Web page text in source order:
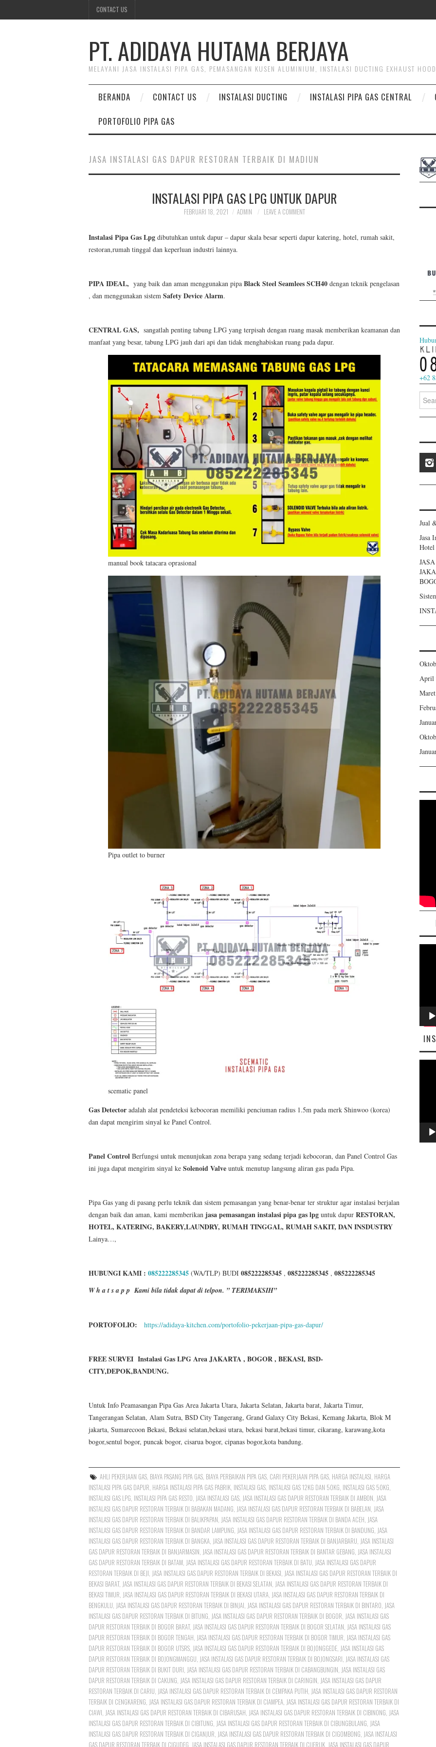
CONTACT US
PT. ADIDAYA HUTAMA BERJAYA
MELAYANI JASA INSTALASI PIPA GAS, PEMASANGAN KUSEN ALUMINIUM, INSTALASI DUCTING EXHAUST HOOD
BERANDA CONTACT US INSTALASI DUCTING INSTALASI PIPA GAS CENTRAL
PORTOFOLIO PIPA GAS
JASA INSTALASI GAS DAPUR RESTORAN TERBAIK DI MADIUN
INSTALASI PIPA GAS LPG UNTUK DAPUR
FEBRUARI 18, 2021 ADMIN LEAVE A COMMENT
Instalasi Pipa Gas Lpg dibutuhkan untuk dapur – dapur skala besar seperti dapur katering, hotel, rumah sakit,
restoran,rumah tinggal dan keperluan industri lainnya.
PIPA IDEAL, yang baik dan aman menggunakan pipa Black Steel Seamlees SCH40 dengan teknik pengelasan
, dan menggunakan sistem Safety Device Alarm.
CENTRAL GAS, sangatlah penting tabung LPG yang terpisah dengan ruang masak memberikan keamanan dan
manfaat yang besar, tabung LPG jauh dari api dan tidak menghabiskan ruang pada dapur.
manual book tatacara oprasional
Pipa outlet to burner
scematic panel
Gas Detector adalah alat pendeteksi kebocoran memiliki penciuman radius 1.5m pada merk Shinwoo (korea)
dan dapat mengirim sinyal ke Panel Control.
Panel Control Berfungsi untuk menunjukan zona berapa yang sedang terjadi kebocoran, dan Panel Control Gas
ini juga dapat mengirim sinyal ke Solenoid Valve untuk menutup langsung aliran gas pada Pipa.
Pipa Gas yang di pasang perlu teknik dan sistem pemasangan yang benar-benar ter struktur agar instalasi berjalan
dengan baik dan aman, kami memberikan jasapemasangan instalasi pipa gas lpg untuk dapur RESTORAN,
HOTEL, KATERING, BAKERY,LAUNDRY, RUMAH TINGGAL, RUMAH SAKIT, DAN INSDUSTRY
Lainya…,
HUBUNGI KAMI : 085222285345 (WA/TLP) BUDI 085222285345 , 085222285345 , 085222285345
W h a t s a p p Kami bila tidak dapat di telpon. ” TERIMAKSIH”
PORTOFOLIO: https://adidaya-kitchen.com/portofolio-pekerjaan-pipa-gas-dapur/
FREE SURVEI Instalasi Gas LPG Area JAKARTA , BOGOR , BEKASI, BSD-
CITY,DEPOK,BANDUNG.
Untuk Info Peamasangan Pipa Gas Area Jakarta Utara, Jakarta Selatan, Jakarta barat, Jakarta Timur,
Tangerangan Selatan, Alam Sutra, BSD City Tangerang, Grand Galaxy City Bekasi, Kemang Jakarta, Blok M
jakarta, Sumarecoon Bekasi, Bekasi selatan,bekasi utara, bekasi barat,bekasi timur, cikarang, karawang,kota
bogor,sentul bogor, puncak bogor, cisarua bogor, cipanas bogor,kota bandung.
AHLI PEKERJAAN GAS BIAYA PASANG PIPA GAS BIAYA PERBAIKAN PIPA GAS CARI PEKERJAAN PIPA GAS HARGA INSTALASI HARGA
INSTALASI PIPA GAS DAPUR HARGA INSTALASI PIPA GAS PABRIK INSTALASI GAS INSTALASI GAS 12KG DAN 50KG INSTALASI GAS 50KG
INSTALASI GAS LPG INSTALASI PIPA GAS RESTO JASA INSTALASI GAS JASA INSTALASI GAS DAPUR RESTORAN TERBAIK DI AMBON JASA
INSTALASI GAS DAPUR RESTORAN TERBAIK DI BABAKAN MADANG JASA INSTALASI GAS DAPUR RESTORAN TERBAIK DI BABELAN JASA
INSTALASI GAS DAPUR RESTORAN TERBAIK DI BALIKPAPAN JASA INSTALASI GAS DAPUR RESTORAN TERBAIK DI BANDA ACEH JASA
INSTALASI GAS DAPUR RESTORAN TERBAIK DI BANDAR LAMPUNG JASA INSTALASI GAS DAPUR RESTORAN TERBAIK DI BANDUNG JASA
INSTALASI GAS DAPUR RESTORAN TERBAIK DI BANGKA JASA INSTALASI GAS DAPUR RESTORAN TERBAIK DI BANJARBARU JASA INSTALASI
GAS DAPUR RESTORAN TERBAIK DI BANJARMASIN JASA INSTALASI GAS DAPUR RESTORAN TERBAIK DI BANTAR GEBANG JASA INSTALASI
GAS DAPUR RESTORAN TERBAIK DI BATAM JASA INSTALASI GAS DAPUR RESTORAN TERBAIK DI BATU JASA INSTALASI GAS DAPUR
RESTORAN TERBAIK DI BEJI JASA INSTALASI GAS DAPUR RESTORAN TERBAIK DI BEKASI JASA INSTALASI GAS DAPUR RESTORAN TERBAIK DI
BEKASI BARAT, JASA INSTALASI GAS DAPUR RESTORAN TERBAIK DI BEKASI SELATAN JASA INSTALASI GAS DAPUR RESTORAN TERBAIK DI
BEKASI TIMUR JASA INSTALASI GAS DAPUR RESTORAN TERBAIK DI BEKASI UTARA JASA INSTALASI GAS DAPUR RESTORAN TERBAIK DI
BENGKULU JASA INSTALASI GAS DAPUR RESTORAN TERBAIK DI BINJAI JASA INSTALASI GAS DAPUR RESTORAN TERBAIK DI BINTARO JASA
INSTALASI GAS DAPUR RESTORAN TERBAIK DI BITUNG JASA INSTALASI GAS DAPUR RESTORAN TERBAIK DI BOGOR JASA INSTALASI GAS
DAPUR RESTORAN TERBAIK DI BOGOR BARAT, JASA INSTALASI GAS DAPUR RESTORAN TERBAIK DI BOGOR SELATAN JASA INSTALASI GAS
DAPUR RESTORAN TERBAIK DI BOGOR TENGAH JASA INSTALASI GAS DAPUR RESTORAN TERBAIK DI BOGOR TIMUR JASA INSTALASI GAS
DAPUR RESTORAN TERBAIK DI BOGOR UTSRS JASA INSTALASI GAS DAPUR RESTORAN TERBAIK DI BOJONGGEDE JASA INSTALASI GAS
DAPUR RESTORAN TERBAIK DI BOJONGMANGGU JASA INSTALASI GAS DAPUR RESTORAN TERBAIK DI BOJONGSARI JASA INSTALASI GAS
DAPUR RESTORAN TERBAIK DI BUKIT DURI JASA INSTALASI GAS DAPUR RESTORAN TERBAIK DI CABANGBUNGIN JASA INSTALASI GAS
DAPUR RESTORAN TERBAIK DI CAKUNG JASA INSTALASI GAS DAPUR RESTORAN TERBAIK DI CARINGIN JASA INSTALASI GAS DAPUR
RESTORAN TERBAIK DI CARIU JASA INSTALASI GAS DAPUR RESTORAN TERBAIK DI CEMPAKA PUTIH JASA INSTALASI GAS DAPUR RESTORAN
TERBAIK DI CENGKARENG JASA INSTALASI GAS DAPUR RESTORAN TERBAIK DI CIAMPEA JASA INSTALASI GAS DAPUR RESTORAN TERBAIK DI
CIAWI JASA INSTALASI GAS DAPUR RESTORAN TERBAIK DI CIBARUSAH JASA INSTALASI GAS DAPUR RESTORAN TERBAIK DI CIBINONG JASA
INSTALASI GAS DAPUR RESTORAN TERBAIK DI CIBITUNG JASA INSTALASI GAS DAPUR RESTORAN TERBAIK DI CIBUNGBULANG JASA
INSTALASI GAS DAPUR RESTORAN TERBAIK DI CIGANJUR JASA INSTALASI GAS DAPUR RESTORAN TERBAIK DI CIGOMBONG JASA INSTALASI
GAS DAPUR RESTORAN TERBAIK DI CIGUDEG JASA INSTALASI GAS DAPUR RESTORAN TERBAIK DI CIJERUK JASA INSTALASI GAS DAPUR
+62
for:
Jual
Jasa
April